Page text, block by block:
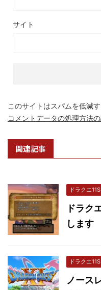
サイト
このサイトはスパムを低減
コメントデータの処理方法
関連記事
ドラクエ11S
ドラク
します
ドラクエ11S
ノース